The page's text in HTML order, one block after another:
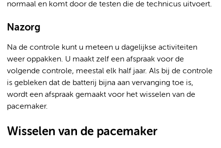
normaal en komt door de testen die de technicus uitvoert.
Nazorg
Na de controle kunt u meteen u dagelijkse activiteiten
weer oppakken. U maakt zelf een afspraak voor de
volgende controle, meestal elk half jaar. Als bij de controle
is gebleken dat de batterij bijna aan vervanging toe is,
wordt een afspraak gemaakt voor het wisselen van de
pacemaker.
Wisselen van de pacemaker